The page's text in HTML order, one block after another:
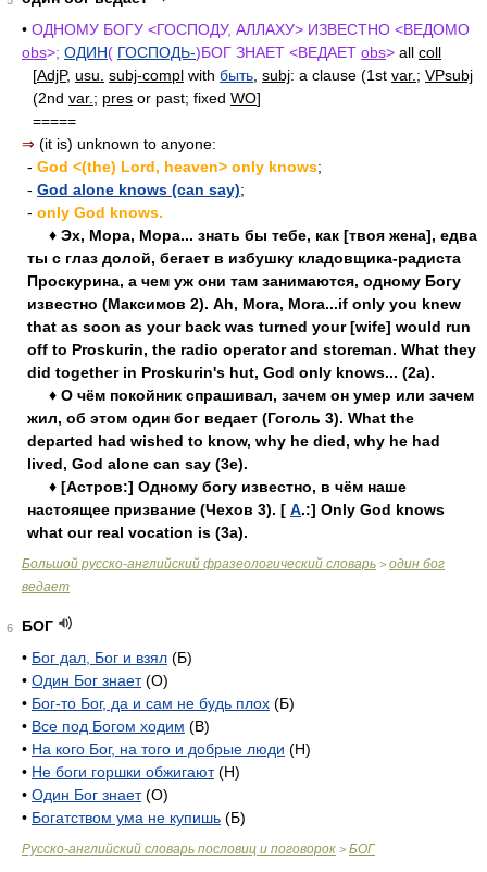
• ОДНОМУ БОГУ <ГОСПОДУ, АЛЛАХУ> ИЗВЕСТНО <ВЕДОМО
obs>; ОДИН( ГОСПОДЬ-)БОГ ЗНАЕТ <ВЕДАЕТ obs> all coll
[AdjP, usu. subj-compl with быть subj: a clause (1st var. ; VPsubj
(2nd var. ; pres or past; fixed WO]
=====
⇒ (it is) unknown to anyone:
- God <(the) Lord, heaven> only knows;
- God alone knows (can say);
- only God knows.
♦ Эх, Мора, Мора... знать бы тебе, как [твоя жена], едва
ты с глаз долой, бегает в избушку кладовщика-радиста
Проскурина, а чем уж они там занимаются, одному Богу
известно (Максимов 2). Ah, Mora, Mora...if only you knew
that as soon as your back was turned your [wife] would run
off to Proskurin, the radio operator and storeman. What they
did together in Proskurin's hut, God only knows... (2a).
♦ О чём покойник спрашивал, зачем он умер или зачем
жил, об этом один бог ведает (Гоголь 3). What the
departed had wished to know, why he died, why he had
lived, God alone can say (3e).
♦ [Астров:] Одному богу известно, в чём наше
настоящее призвание (Чехов 3). [ А.:] Only God knows
what our real vocation is (3a).
Большой русско-английский фразеологический словарь > один бог
ведает
6
БОГ
• Бог дал, Бог и взял (Б)
• Один Бог знает(О)
• Бог-то Бог, да и сам не будь плох (Б)
• Все под Богом ходим (В)
• На кого Бог, на того и добрые люди (H)
• Не боги горшки обжигают(Н)
• Один Бог знает(О)
• Богатством ума не купишь (Б)
Русско-английский словарь пословиц и поговорок > БОГ